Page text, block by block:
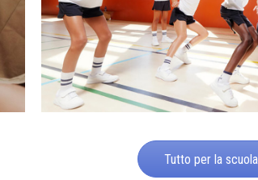
Tutto per la scuola